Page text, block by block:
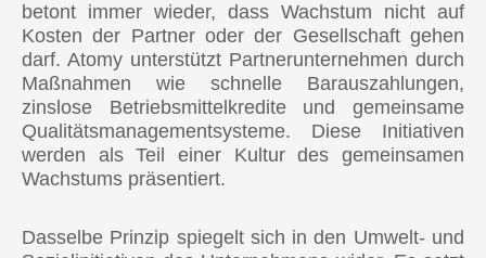
🇨🇦 Kanada
🇲🇽 Mexiko
🇨🇴 Kolumbien
🇧🇷 Brasilien
🇪🇺 Atomy Europe (Alle EU-Länder)
betont immer wieder, dass Wachstum nicht auf
Kosten der Partner oder der Gesellschaft gehen
darf. Atomy unterstützt Partnerunternehmen durch
Maßnahmen wie schnelle Barauszahlungen,
zinslose Betriebsmittelkredite und gemeinsame
Qualitätsmanagementsysteme. Diese Initiativen
werden als Teil einer Kultur des gemeinsamen
Wachstums präsentiert.
Dasselbe Prinzip spiegelt sich in den Umwelt- und